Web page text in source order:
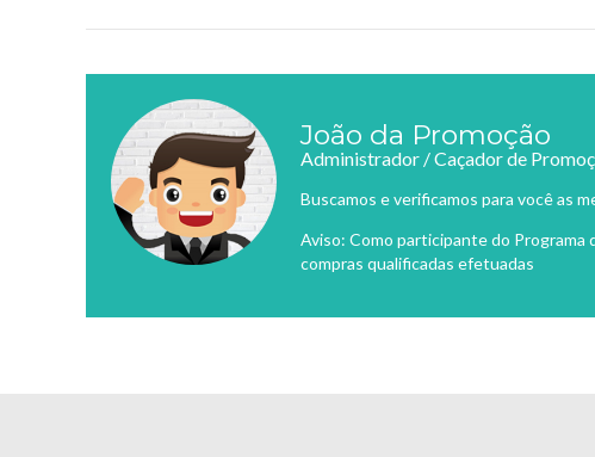
João da Promoção
Administrador / Caçador de
Buscamos e verificamos para você as
Aviso: Como participante do Programa
compras qualificadas efetuadas